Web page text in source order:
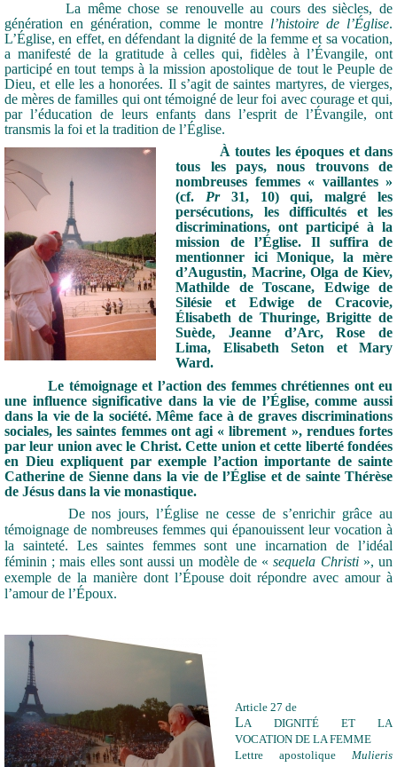
La même chose se renouvelle au cours des siècles, de
génération en génération, comme le montre l’histoire de l’Église.
L’Église, en effet, en défendant la dignité de la femme et sa vocation,
a manifesté de la gratitude à celles qui, fidèles à l’Évangile, ont
participé en tout temps à la mission apostolique de tout le Peuple de
Dieu, et elle les a honorées. Il s’agit de saintes martyres, de vierges,
de mères de familles qui ont témoigné de leur foi avec courage et qui,
par l’éducation de leurs enfants dans l’esprit de l’Évangile, ont
transmis la foi et la tradition de l’Église.
À toutes les époques et dans
tous les pays, nous trouvons de
nombreuses femmes « vaillantes »
(cf.Pr31, 10) qui, malgré les
persécutions, les difficultés et les
discriminations, ont participé à la
mission de l’Église. Il suffira de
mentionner ici Monique, la mère
d’Augustin, Macrine, Olga de Kiev,
Mathilde de Toscane, Edwige de
Silésie et Edwige de Cracovie,
Élisabeth de Thuringe, Brigitte de
Suède, Jeanne d’Arc, Rose de
Lima, Elisabeth Seton et Mary
Ward.
Le témoignage et l’action des femmes chrétiennes ont eu
une influence significative dans la vie de l’Église, comme aussi
dans la vie de la société. Même face à de graves discriminations
sociales, les saintes femmes ont agi « librement », rendues fortes
par leur union avec le Christ. Cette union et cette liberté fondées
en Dieu expliquent par exemple l’action importante de sainte
Catherine de Sienne dans la vie de l’Église et de sainte Thérèse
de Jésus dans la vie monastique.
De nos jours, l’Église ne cesse de s’enrichir grâce au
témoignage de nombreuses femmes qui épanouissent leur vocation à
la sainteté. Les saintes femmes sont une incarnation de l’idéal
féminin ; mais elles sont aussi un modèle de «sequela Christi», un
exemple de la manière dont l’Épouse doit répondre avec amour à
l’amour de l’Époux.
Article 27 de
LA DIGNITÉ ET LA
VOCATION DE LA FEMME
Lettre apostolique
Mulieris